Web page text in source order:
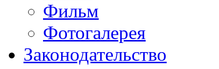
Фильм
Фотогалерея
Законодательство